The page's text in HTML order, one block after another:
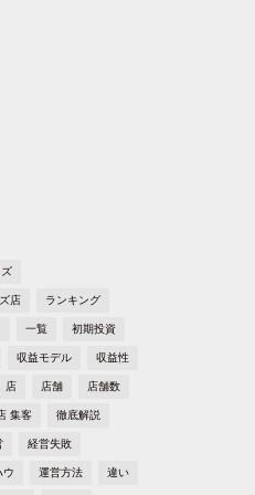
店 ランキング
一覧 初期投資
収益モデル 収益性
店 店舗 店舗数
集客 徹底解説
経営失敗
ウ 運営方法 違い